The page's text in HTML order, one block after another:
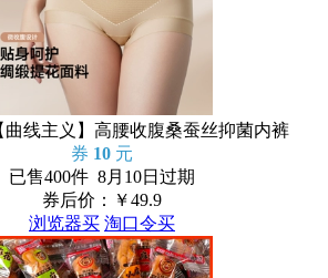
曲线主义】高腰收腹桑蚕丝抑菌内裤
券 10 元
已售400件 8月10日过期
券后价：￥49.9
浏览器买 淘口令买